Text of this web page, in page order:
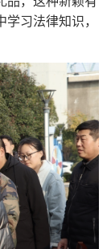
习法律知识，